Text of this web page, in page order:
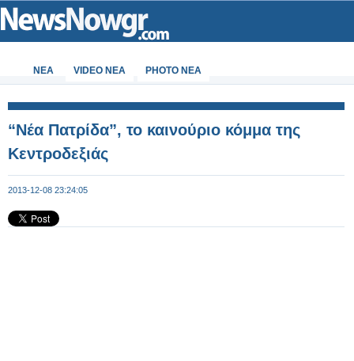
ΝΕΑ VIDEO NEA PHOTO NEA
“Νέα Πατρίδα”, το καινούριο κόμμα της
Κεντροδεξιάς
2013-12-08 23:24:05